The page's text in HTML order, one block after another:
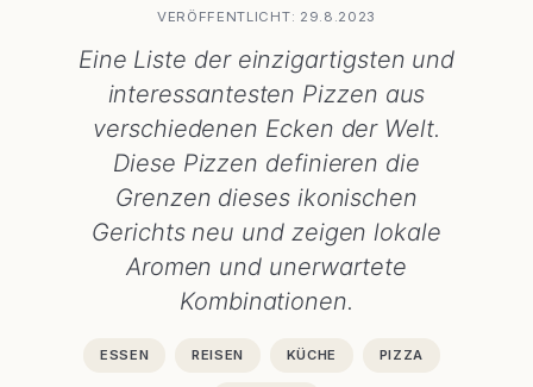
VERÖFFENTLICHT: 29.8.2023
Eine Liste der einzigartigsten und
interessantesten Pizzen aus
verschiedenen Ecken der Welt.
Diese Pizzen definieren die
Grenzen dieses ikonischen
Gerichts neu und zeigen lokale
Aromen und unerwartete
Kombinationen.
ESSEN REISEN KÜCHE PIZZA